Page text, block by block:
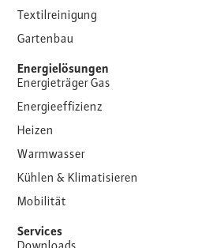
Textilreinigung
Gartenbau
Energielösungen
Energieträger Gas
Energieeffizienz
Heizen
Warmwasser
Kühlen & Klimatisieren
Mobilität
Services